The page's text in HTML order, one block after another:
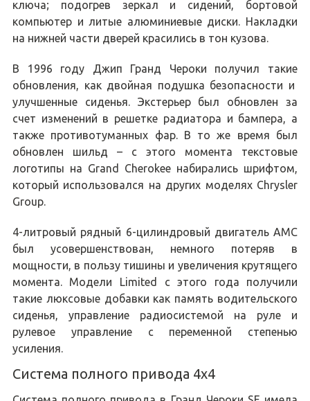
ключа; подогрев зеркал и сидений, бортовой
компьютер и литые алюминиевые диски. Накладки
на нижней части дверей красились в тон кузова.
В 1996 году Джип Гранд Чероки получил такие
обновления, как двойная подушка безопасности и
улучшенные сиденья. Экстерьер был обновлен за
счет изменений в решетке радиатора и бампера, а
также противотуманных фар. В то же время был
обновлен шильд – с этого момента текстовые
логотипы на Grand Cherokee набирались шрифтом,
который использовался на других моделях Chrysler
Group.
4-литровый рядный 6-цилиндровый двигатель AMC
был усовершенствован, немного потеряв в
мощности, в пользу тишины и увеличения крутящего
момента. Модели Limited с этого года получили
такие люксовые добавки как память водительского
сиденья, управление радиосистемой на руле и
рулевое управление с переменной степенью
усиления.
Система полного привода 4x4